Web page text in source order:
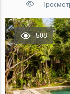
508